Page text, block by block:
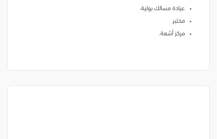
عيادة مسالك بولية.
مختبر
مركز أشعة.